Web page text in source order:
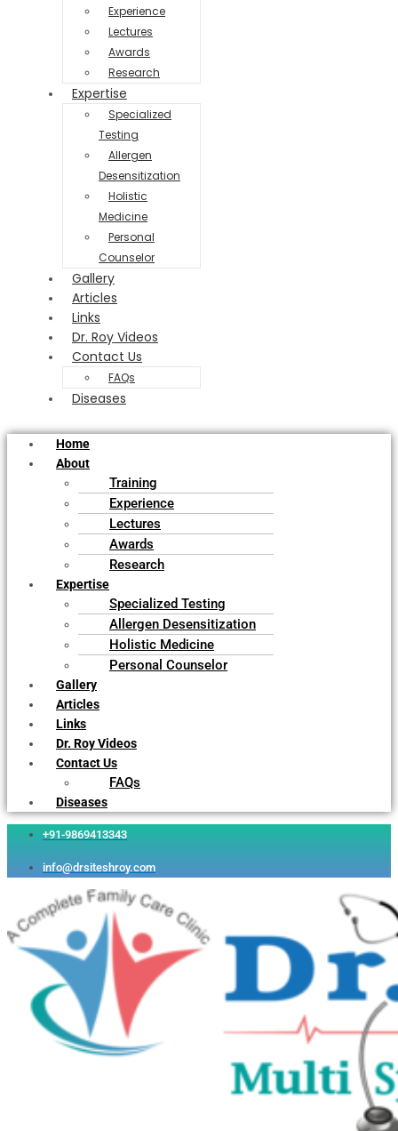
Experience
Lectures
Awards
Research
Expertise
Specialized
Testing
Allergen
Desensitization
Holistic
Medicine
Personal
Counselor
Gallery
Articles
Links
Dr. Roy Videos
Contact Us
FAQs
Diseases
Home
About
Training
Experience
Lectures
Awards
Research
Expertise
Specialized Testing
Allergen Desensitization
Holistic Medicine
Personal Counselor
Gallery
Articles
Links
Dr. Roy Videos
Contact Us
FAQs
Diseases
+91-9869413343
info@drsiteshroy.com